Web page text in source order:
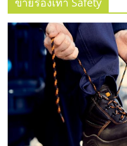
SME
แห่ง
ประเทศไ